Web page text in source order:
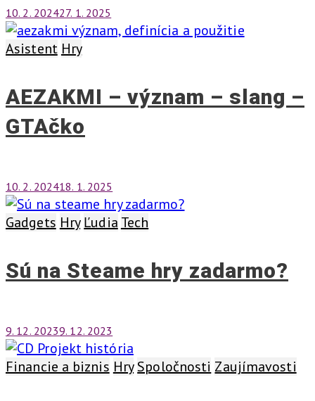
10. 2. 202427. 1. 2025
Asistent Hry
AEZAKMI – význam – slang –
GTAčko
10. 2. 202418. 1. 2025
Gadgets Hry Ľudia Tech
Sú na Steame hry zadarmo?
9. 12. 20239. 12. 2023
Financie a biznis HrySpoločnosti Zaujímavosti